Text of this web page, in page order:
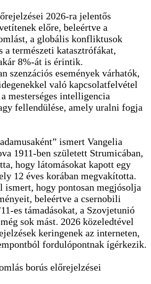
2026-ra jelentős
előre, beleértve a
a globális konfliktusok
a természeti katasztrófákat,
8%-át is érintik.
szenzációs események várhatók,
való kapcsolatfelvétel
mesterséges intelligencia
fellendülése, amely uralni fogja
ismert Vangelia
1911-ben született Strumicában,
hogy látomásokat kapott egy
12 éves korában megvakította.
ismert, hogy pontosan megjósolja
beleértve a csernobili
es támadásokat, a Szovjetunió
sok mást. 2026 közeledtével
keringenek az interneten,
fordulópontnak ígérkezik.
borús előrejelzései